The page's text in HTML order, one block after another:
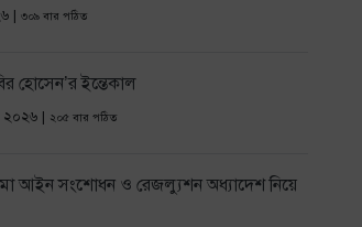
| ৩০৯ বার পঠিত
হোসেন’র ইন্তেকাল
২০২৬ | ২০৫ বার পঠিত
আইন সংশোধন ও রেজল্যুশন অধ্যাদেশ নিয়ে